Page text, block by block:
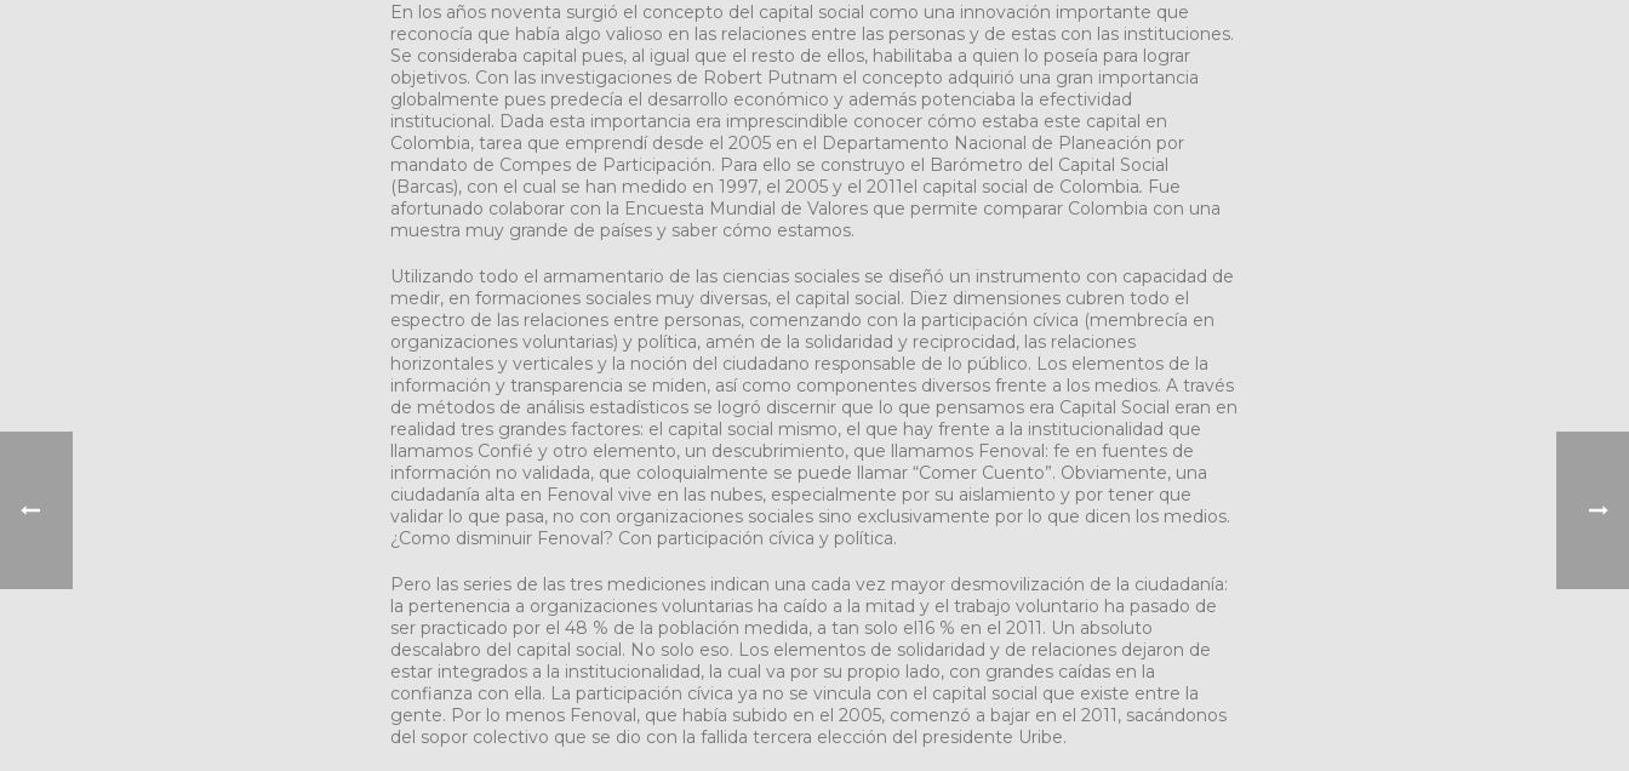
En los años noventa surgió el concepto del capital social como una innovación importante que
reconocía que había algo valioso en las relaciones entre las personas y de estas con las instituciones.
Se consideraba capital pues, al igual que el resto de ellos, habilitaba a quien lo poseía para lograr
objetivos. Con las investigaciones de Robert Putnam el concepto adquirió una gran importancia
globalmente pues predecía el desarrollo económico y además potenciaba la efectividad
institucional. Dada esta importancia era imprescindible conocer cómo estaba este capital en
Colombia, tarea que emprendí desde el 2005 en el Departamento Nacional de Planeación por
mandato de Compes de Participación. Para ello se construyo el Barómetro del Capital Social
(Barcas), con el cual se han medido en 1997, el 2005 y el 2011el capital social de Colombia. Fue
afortunado colaborar con la Encuesta Mundial de Valores que permite comparar Colombia con una
muestra muy grande de países y saber cómo estamos.
Utilizando todo el armamentario de las ciencias sociales se diseñó un instrumento con capacidad de
medir, en formaciones sociales muy diversas, el capital social. Diez dimensiones cubren todo el
espectro de las relaciones entre personas, comenzando con la participación cívica (membrecía en
organizaciones voluntarias) y política, amén de la solidaridad y reciprocidad, las relaciones
horizontales y verticales y la noción del ciudadano responsable de lo público. Los elementos de la
información y transparencia se miden, así como componentes diversos frente a los medios. A través
de métodos de análisis estadísticos se logró discernir que lo que pensamos era Capital Social eran en
realidad tres grandes factores: el capital social mismo, el que hay frente a la institucionalidad que
llamamos Confié y otro elemento, un descubrimiento, que llamamos Fenoval: fe en fuentes de
información no validada, que coloquialmente se puede llamar “Comer Cuento”. Obviamente, una
ciudadanía alta en Fenoval vive en las nubes, especialmente por su aislamiento y por tener que
validar lo que pasa, no con organizaciones sociales sino exclusivamente por lo que dicen los medios.
¿Como disminuir Fenoval? Con participación cívica y política.
Pero las series de las tres mediciones indican una cada vez mayor desmovilización de la ciudadanía:
la pertenencia a organizaciones voluntarias ha caído a la mitad y el trabajo voluntario ha pasado de
ser practicado por el 48 % de la población medida, a tan solo el16 % en el 2011. Un absoluto
descalabro del capital social. No solo eso. Los elementos de solidaridad y de relaciones dejaron de
estar integrados a la institucionalidad, la cual va por su propio lado, con grandes caídas en la
confianza con ella. La participación cívica ya no se vincula con el capital social que existe entre la
gente. Por lo menos Fenoval, que había subido en el 2005, comenzó a bajar en el 2011, sacándonos
del sopor colectivo que se dio con la fallida tercera elección del presidente Uribe.